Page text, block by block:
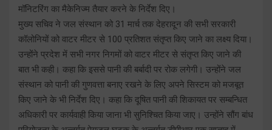
मॉनिटरिंग का मैकेनिज्म तैयार करने के निर्देश दिए।
मुख्य सचिव ने जल संस्थान को 31 मार्च तक देहरादून की सभी सरकारी
कॉलोनियों को वाटर मीटर से 100 प्रतिशत संतृप्त किए जाने का लक्ष्य दिया।
उन्होंने प्रदेश में सभी नगर निगमों को वाटर मीटर से संतृप्त किए जाने की
बात भी कही। कहा कि इससे पानी की बर्बादी पर रोक लगेगी। उन्होंने जल
संस्थान को पानी की गुणवत्ता बनाए रखने के लिए अपने सिस्टम को मजबूत
किए जाने के भी निर्देश दिए। कहा कि दूषित पानी की शिकायत पर सम्बन्धित
अधिकारी पर कार्यवाही किया जाना भी सुनिश्चित किया जाए। उन्होंने सौंग बांध